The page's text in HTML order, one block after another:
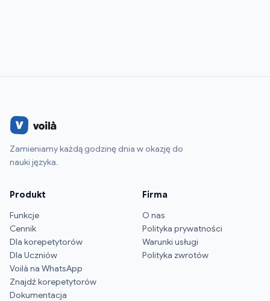
Zamieniamy każdą godzinę dnia w okazję do
nauki języka.
Produkt
Funkcje
Cennik
Dla korepetytorów
Dla Uczniów
Voilà na WhatsApp
Znajdź korepetytorów
Dokumentacja
Firma
O nas
Polityka prywatności
Warunki usługi
Polityka zwrotów